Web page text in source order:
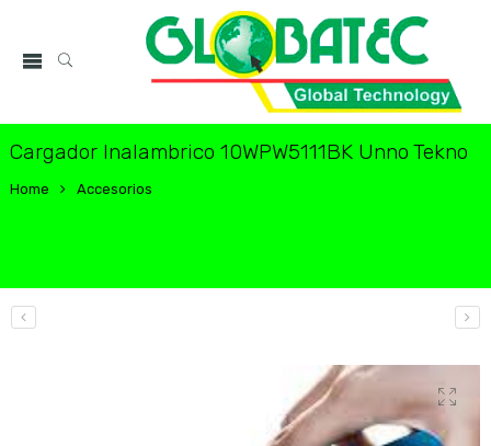
Cargador Inalambrico 10WPW5111BK Unno Tekno
Home Accesorios